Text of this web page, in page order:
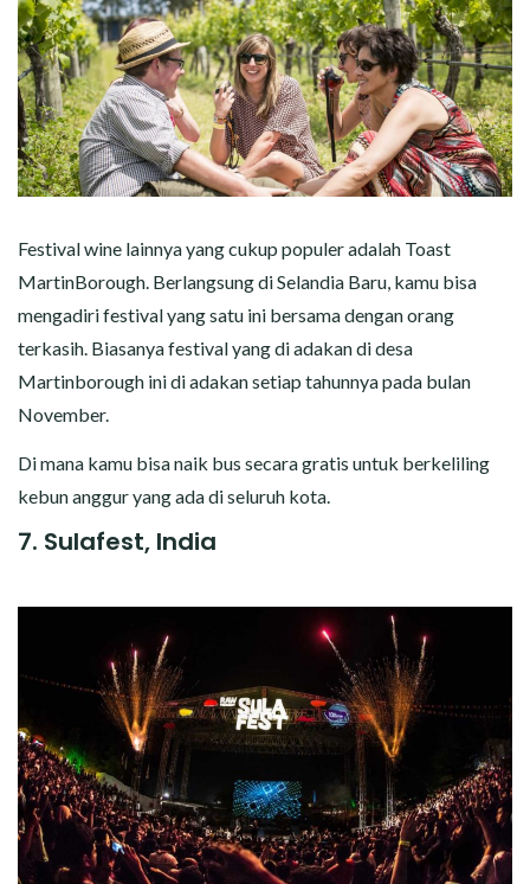
Festival wine lainnya yang cukup populer adalah Toast
MartinBorough. Berlangsung di Selandia Baru, kamu bisa
mengadiri festival yang satu ini bersama dengan orang
terkasih. Biasanya festival yang di adakan di desa
Martinborough ini di adakan setiap tahunnya pada bulan
November.
Di mana kamu bisa naik bus secara gratis untuk berkeliling
kebun anggur yang ada di seluruh kota.
7. Sulafest, India